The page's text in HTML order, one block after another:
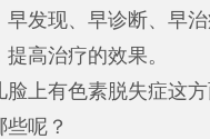
早发现、早诊断、早
高治疗的效果。
脸上有色素脱失症这
呢？